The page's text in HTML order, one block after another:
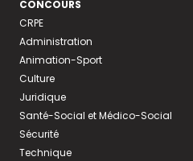
CONCOURS
CRPE
Administration
Animation-Sport
Culture
Juridique
Santé-Social et Médico-Social
Sécurité
Technique